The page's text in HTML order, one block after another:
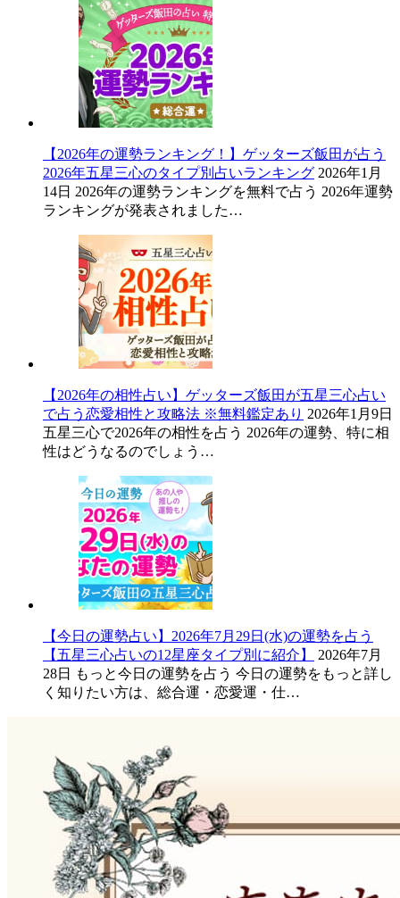
【2026年の運勢ランキング！】ゲッターズ飯田が占う
2026年五星三心のタイプ別占いランキング 2026年1月
14日 2026年の運勢ランキングを無料で占う 2026年運勢
ランキングが発表されました…
【2026年の相性占い】ゲッターズ飯田が五星三心占い
で占う恋愛相性と攻略法 ※無料鑑定あり 2026年1月9日
五星三心で2026年の相性を占う 2026年の運勢、特に相
性はどうなるのでしょう…
【今日の運勢占い】2026年7月29日(水)の運勢を占う
【五星三心占いの12星座タイプ別に紹介】
2026年7月
28日
もっと今日の運勢を占う 今日の運勢をもっと詳し
く知りたい方は、総合運・恋愛運・仕…